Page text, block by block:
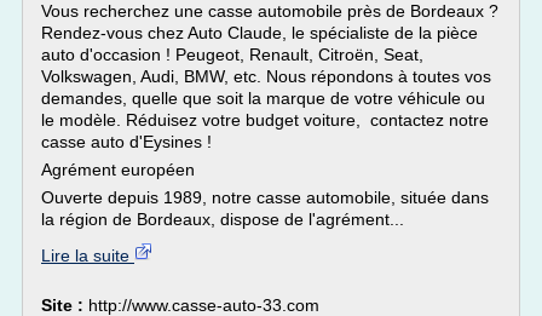
Vous recherchez une casse automobile près de Bordeaux ?
Rendez-vous chez Auto Claude, le spécialiste de la pièce
auto d'occasion ! Peugeot, Renault, Citroën, Seat,
Volkswagen, Audi, BMW, etc. Nous répondons à toutes vos
demandes, quelle que soit la marque de votre véhicule ou
le modèle. Réduisez votre budget voiture, contactez notre
casse auto d'Eysines !
Agrément européen
Ouverte depuis 1989, notre casse automobile, située dans
la région de Bordeaux, dispose de l'agrément...
Lire la suite
Site : http://www.casse-auto-33.com